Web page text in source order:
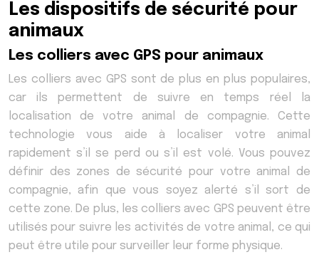
Les dispositifs de sécurité pour
animaux
Les colliers avec GPS pour animaux
Les colliers avec GPS sont de plus en plus populaires,
car ils permettent de suivre en temps réel la
localisation de votre animal de compagnie. Cette
technologie vous aide à localiser votre animal
rapidement s’il se perd ou s’il est volé. Vous pouvez
définir des zones de sécurité pour votre animal de
compagnie, afin que vous soyez alerté s’il sort de
cette zone. De plus, les colliers avec GPS peuvent être
utilisés pour suivre les activités de votre animal, ce qui
peut être utile pour surveiller leur forme physique.